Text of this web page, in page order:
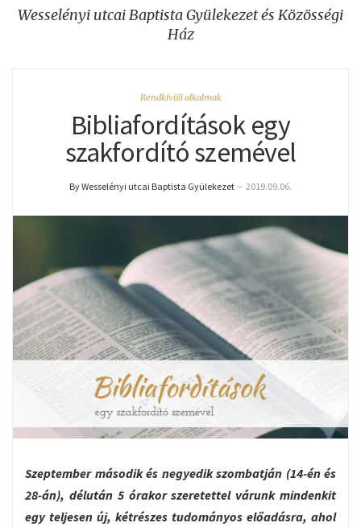
Wesselényi utcai Baptista Gyülekezet és Közösségi
Ház
Rendkívüli alkalmak
Bibliafordítások egy
szakfordító szemével
By Wesselényi utcai Baptista Gyülekezet – 2019.09.06.
Szeptember második és negyedik szombatján (14-én és
28-án), délután 5 órakor szeretettel várunk mindenkit
egy teljesen új, kétrészes tudományos előadásra, ahol